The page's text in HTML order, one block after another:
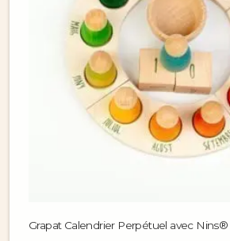
Grapat Calendrier Perpétuel avec Nins®